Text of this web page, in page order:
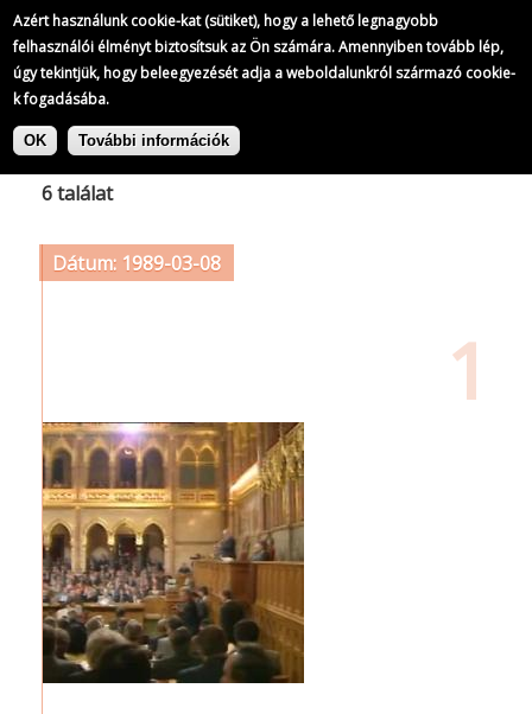
Azért használunk cookie-kat (sütiket), hogy a lehető legnagyobb
felhasználói élményt biztosítsuk az Ön számára. Amennyiben tovább lép,
úgy tekintjük, hogy beleegyezését adja a weboldalunkról származó cookie-
k fogadásába.
OK További információk
Ugrás
Címke: Állami Számvevőszék
6 találat
Dátum: 1989-03-08
1